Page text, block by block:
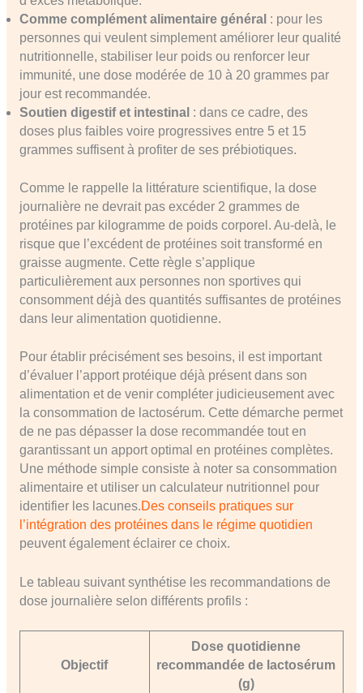
Comme complément alimentaire général : pour les
personnes qui veulent simplement améliorer leur qualité
nutritionnelle, stabiliser leur poids ou renforcer leur
immunité, une dose modérée de 10 à 20 grammes par
jour est recommandée.
Soutien digestif et intestinal : dans ce cadre, des
doses plus faibles voire progressives entre 5 et 15
grammes suffisent à profiter de ses prébiotiques.
Comme le rappelle la littérature scientifique, la dose
journalière ne devrait pas excéder 2 grammes de
protéines par kilogramme de poids corporel. Au-delà, le
risque que l’excédent de protéines soit transformé en
graisse augmente. Cette règle s’applique
particulièrement aux personnes non sportives qui
consomment déjà des quantités suffisantes de protéines
dans leur alimentation quotidienne.
Pour établir précisément ses besoins, il est important
d’évaluer l’apport protéique déjà présent dans son
alimentation et de venir compléter judicieusement avec
la consommation de lactosérum. Cette démarche permet
de ne pas dépasser la dose recommandée tout en
garantissant un apport optimal en protéines complètes.
Une méthode simple consiste à noter sa consommation
alimentaire et utiliser un calculateur nutritionnel pour
identifier les lacunes.Des conseils pratiques sur
l’intégration des protéines dans le régime quotidien
peuvent également éclairer ce choix.
Le tableau suivant synthétise les recommandations de
dose journalière selon différents profils :
Objectif
Dose quotidienne
recommandée de lactosérum
(g)